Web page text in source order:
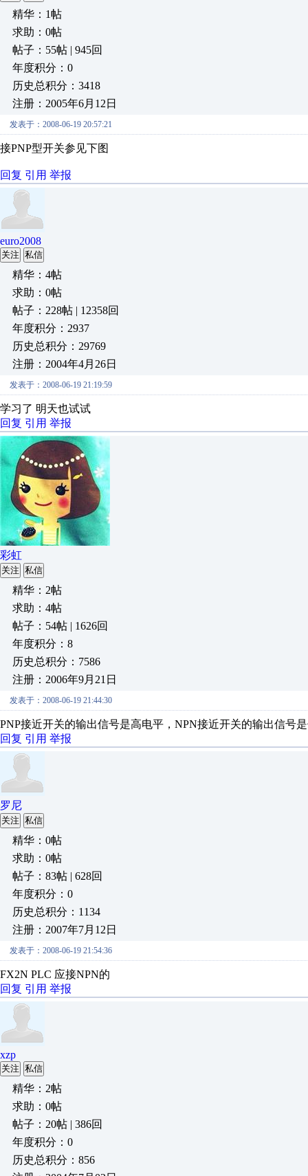
精华：1帖
求助：0帖
帖子：55帖 | 945回
年度积分：0
历史总积分：3418
注册：2005年6月12日
发表于：2008-06-19 20:57:21
接PNP型开关参见下图
回复 引用 举报
euro2008
关注 私信
精华：4帖
求助：0帖
帖子：228帖 | 12358回
年度积分：2937
历史总积分：29769
注册：2004年4月26日
发表于：2008-06-19 21:19:59
学习了 明天也试试
回复 引用 举报
彩虹
关注 私信
精华：2帖
求助：4帖
帖子：54帖 | 1626回
年度积分：8
历史总积分：7586
注册：2006年9月21日
发表于：2008-06-19 21:44:30
PNP接近开关的输出信号是高电平，NPN接近开关的输出信号
回复 引用 举报
罗尼
关注 私信
精华：0帖
求助：0帖
帖子：83帖 | 628回
年度积分：0
历史总积分：1134
注册：2007年7月12日
发表于：2008-06-19 21:54:36
FX2N PLC 应接NPN的
回复 引用 举报
xzp
关注 私信
精华：2帖
求助：0帖
帖子：20帖 | 386回
年度积分：0
历史总积分：856